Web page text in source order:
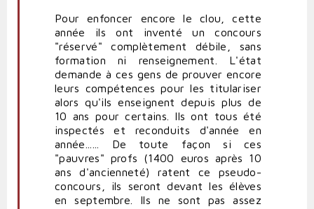
Pour enfoncer encore le clou, cette
année ils ont inventé un concours
"réservé" complètement débile, sans
formation ni renseignement. L'état
demande à ces gens de prouver encore
leurs compétences pour les titulariser
alors qu'ils enseignent depuis plus de
10 ans pour certains. Ils ont tous été
inspectés et reconduits d'année en
année...... De toute façon si ces
"pauvres" profs (1400 euros après 10
ans d'ancienneté) ratent ce pseudo-
concours, ils seront devant les élèves
en septembre. Ils ne sont pas assez